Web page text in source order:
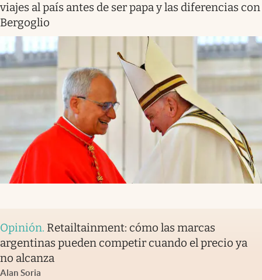
viajes al país antes de ser papa y las diferencias con
Bergoglio
Opinión. Retailtainment: cómo las marcas
argentinas pueden competir cuando el precio ya
no alcanza
Alan Soria